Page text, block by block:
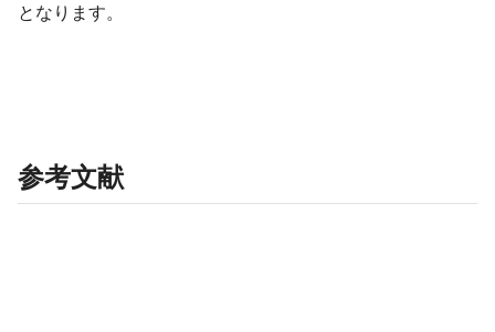
となります。
参考文献